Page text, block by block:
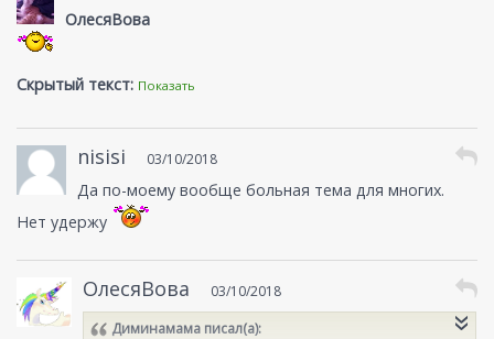
ОлесяВова
Скрытый текст: Показать
nisisi 03/10/2018
Да по-моему вообще больная тема для многих.
Нет удержу
ОлесяВова
03/10/2018
Диминамама писал(а):